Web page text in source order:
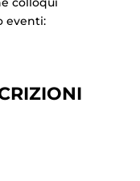
eventi: